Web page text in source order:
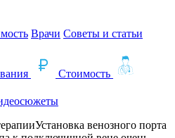
Врачи Советы и статьи
Стоимость
Установка венозного порта